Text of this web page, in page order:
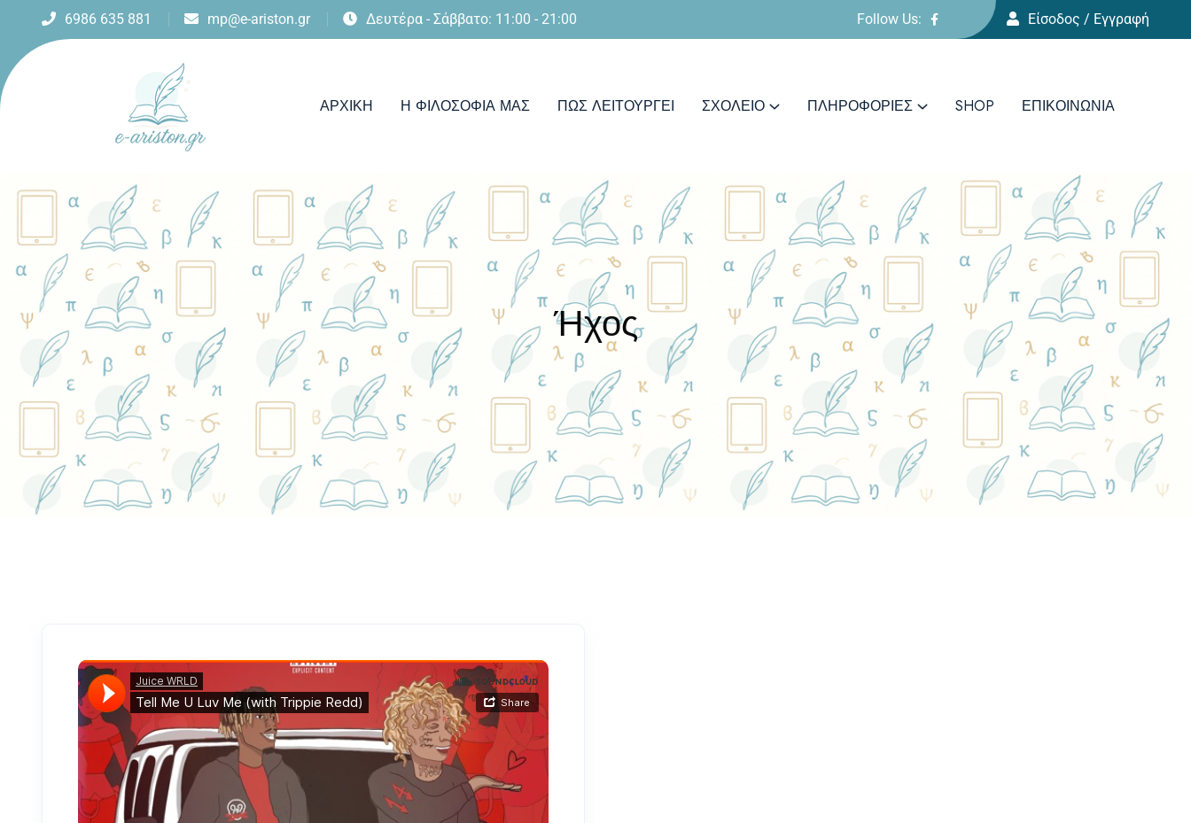
6986 635 881 mp@e-ariston.gr Δευτέρα - Σάββατο: 11:00 - 21:00 Follow Us: Είσοδος / Εγγραφή
ΑΡΧΙΚΉ Η ΦΙΛΟΣΟΦΊΑ ΜΑΣ ΠΩΣ ΛΕΙΤΟΥΡΓΕΙ ΣΧΟΛΕΙΟ ΠΛΗΡΟΦΟΡΙΕΣ SHOP ΕΠΙΚΟΙΝΩΝΊΑ
Ήχος
Home Μορφές Ήχος